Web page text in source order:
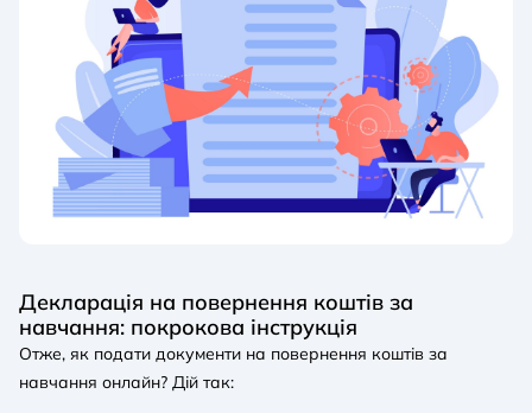
Декларація на повернення коштів за
навчання: покрокова інструкція
Отже, як подати документи на повернення коштів за
навчання онлайн? Дій так: